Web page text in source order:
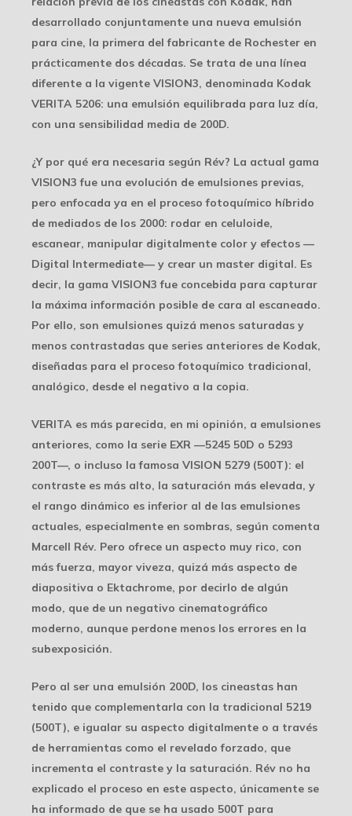
desarrollado conjuntamente una nueva emulsión
para cine, la primera del fabricante de Rochester en
prácticamente dos décadas. Se trata de una línea
diferente a la vigente VISION3, denominada Kodak
VERITA 5206: una emulsión equilibrada para luz día,
con una sensibilidad media de 200D.
¿Y por qué era necesaria según Rév? La actual gama
VISION3 fue una evolución de emulsiones previas,
pero enfocada ya en el proceso fotoquímico híbrido
de mediados de los 2000: rodar en celuloide,
escanear, manipular digitalmente color y efectos —
Digital Intermediate— y crear un master digital. Es
decir, la gama VISION3 fue concebida para capturar
la máxima información posible de cara al escaneado.
Por ello, son emulsiones quizá menos saturadas y
menos contrastadas que series anteriores de Kodak,
diseñadas para el proceso fotoquímico tradicional,
analógico, desde el negativo a la copia.
VERITA es más parecida, en mi opinión, a emulsiones
anteriores, como la serie EXR —5245 50D o 5293
200T—, o incluso la famosa VISION 5279 (500T): el
contraste es más alto, la saturación más elevada, y
el rango dinámico es inferior al de las emulsiones
actuales, especialmente en sombras, según comenta
Marcell Rév. Pero ofrece un aspecto muy rico, con
más fuerza, mayor viveza, quizá más aspecto de
diapositiva o Ektachrome, por decirlo de algún
modo, que de un negativo cinematográfico
moderno, aunque perdone menos los errores en la
subexposición.
Pero al ser una emulsión 200D, los cineastas han
tenido que complementarla con la tradicional 5219
(500T), e igualar su aspecto digitalmente o a través
de herramientas como el revelado forzado, que
incrementa el contraste y la saturación. Rév no ha
explicado el proceso en este aspecto, únicamente se
ha informado de que se ha usado 500T para